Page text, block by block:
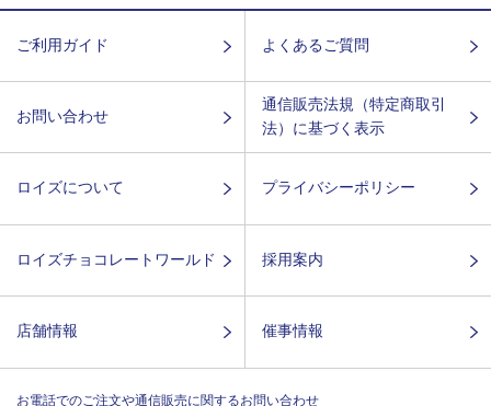
ご利用ガイド よくあるご質問
お問い合わせ
通信販売法規（特定商取引
法）に基づく表示
ロイズについて プライバシーポリシー
ロイズチョコレートワールド 採用案内
店舗情報 催事情報
お電話でのご注文や通信販売に関するお問い合わせ